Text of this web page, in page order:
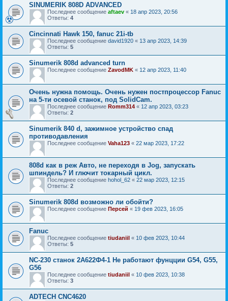
SINUMERIK 808D ADVANCED
Последнее сообщение aftaev « 18 апр 2023, 20:56
Ответы: 4
Cincinnati Hawk 150, fanuc 21i-tb
Последнее сообщение david1920 « 13 апр 2023, 14:39
Ответы: 5
Sinumerik 808d advanced turn
Последнее сообщение ZavodMK « 12 апр 2023, 11:40
Очень нужна помощь. Очень нужен постпроцессор Fanuc
на 5-ти осевой станок, под SolidCam.
Последнее сообщение Romm314 « 12 апр 2023, 03:23
Ответы: 2
Sinumerik 840 d, зажимное устройство спад
противодавления
Последнее сообщение Vaha123 « 22 мар 2023, 17:22
808d как в реж Авто, не переходя в Jog, запускать
шпиндель? И глючит токарный цикл.
Последнее сообщение hohol_62 « 22 мар 2023, 12:15
Ответы: 2
Sinumerik 808d возможно ли обойти?
Последнее сообщение Персей « 19 фев 2023, 16:05
Fanuc
Последнее сообщение tiudaniil « 10 фев 2023, 10:44
Ответы: 5
NC-230 станок 2А622Ф4-1 Не работают фунцции G54, G55,
G56
Последнее сообщение tiudaniil « 10 фев 2023, 10:38
Ответы: 3
ADTECH CNC4620